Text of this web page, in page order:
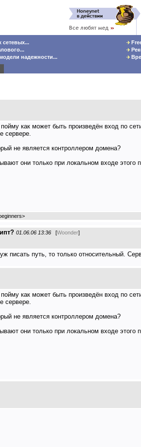
сетевых...
надежности...
как может быть произведён вход по
сервере.
не является контроллером домена?
они только при локальном входе
>
01.06.06 13:36 [Woonder]
путь, то только относительный.
как может быть произведён вход по
сервере.
не является контроллером домена?
они только при локальном входе